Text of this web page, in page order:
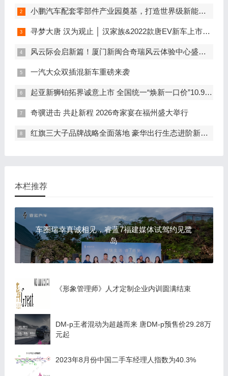
小鹏汽车配套零部件产业园奠基，打造世界级新能源智能汽车集群
寻梦大唐 汉为观止 │ 汉家族&2022款唐EV新车上市发布会，敬请期待！
风云际会启新篇！厦门新闽合奇瑞风云体验中心盛大开业
一汽大众双插混新车重磅来袭
起亚新狮铂拓界诚意上市 全国统一“焕新一口价”10.99万元起
奇骥进击 共赴新程 2026奇家宴在福州盛大举行
红旗三大子品牌战略全面落地 豪华出行生态进阶新篇章
本栏推荐
车圈瑞幸真诚相见，睿蓝7福建媒体试驾约见鹭
岛
《形象管理师》人才定制企业内训圆满结束
DM-p王者混动为超越而来 唐DM-p预售价29.28万
元起
2023年8月份中国二手车经理人指数为40.3%